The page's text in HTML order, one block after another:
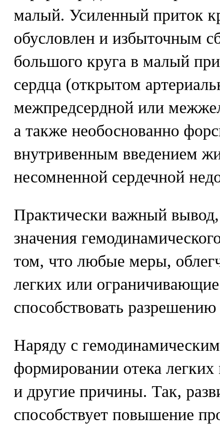
малый. Усиленный приток
обусловлен и избыточным
большого круга в малый
сердца (открытом
межпредсердной или
а также необоснованно
внутривенным введением
несомненной сердечной
Практически важный
значения
том, что любые меры,
легких или
способствовать разрешению
Наряду с
формировании отека
и другие причины. Так,
способствует повышение